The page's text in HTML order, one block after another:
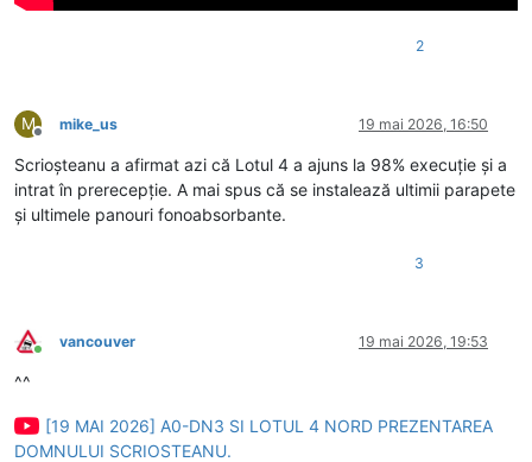
2
M
Deconectat
mike_us 19 mai 2026, 16:50
Scrioșteanu a afirmat azi că Lotul 4 a ajuns la 98% execuție și a
intrat în prerecepție. A mai spus că se instalează ultimii parapete
și ultimele panouri fonoabsorbante.
3
Conectat
vancouver 19 mai 2026, 19:53
^^
[19 MAI 2026] A0-DN3 SI LOTUL 4 NORD PREZENTAREA
DOMNULUI SCRIOSTEANU.